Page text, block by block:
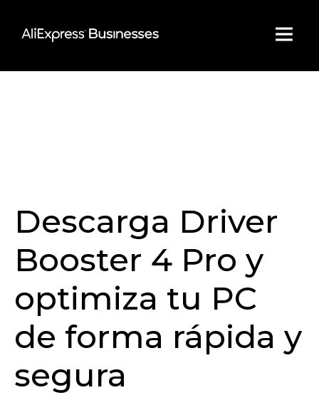
content
Descarga Driver
Booster 4 Pro y
optimiza tu PC
de forma rápida y
segura